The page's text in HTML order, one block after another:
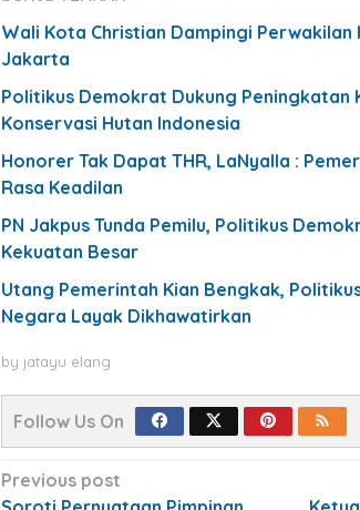
Wali Kota Christian Dampingi Perwakilan
Jakarta
Politikus Demokrat Dukung Peningkatan
Konservasi Hutan Indonesia
Honorer Tak Dapat THR, LaNyalla :
Rasa Keadilan
PN Jakpus Tunda Pemilu, Politikus
Kekuatan Besar
Utang Pemerintah Kian Bengkak,
Negara Layak Dikhawatirkan
by jatayu elang
Follow Us On
Post
Previous post